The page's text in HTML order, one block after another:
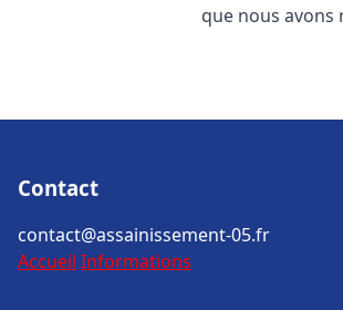
que nous avons
Contact
contact@assainissement-05.fr
Accueil Informations